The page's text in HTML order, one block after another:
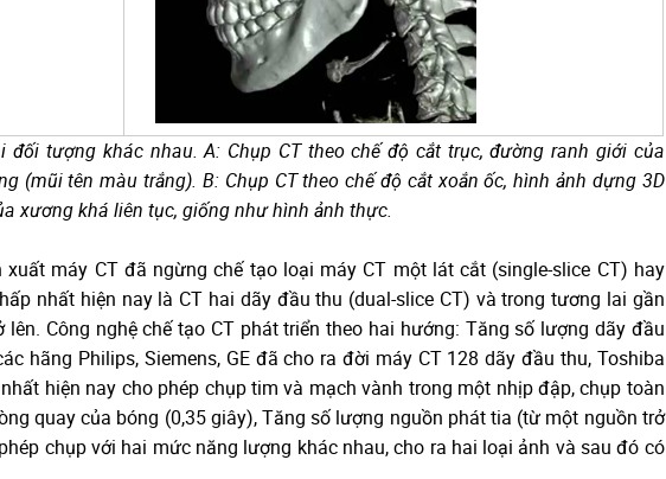
đối tượng khác nhau. A: Chụp CT theo chế độ cắt trục, đường ranh giới của
(mũi tên màu trắng). B: Chụp CT theo chế độ cắt xoắn ốc, hình ảnh dựng 3D
xương khá liên tục, giống như hình ảnh thực.
máy CT đã ngừng chế tạo loại máy CT một lát cắt (single-slice CT) hay
nhất hiện nay là CT hai dãy đầu thu (dual-slice CT) và trong tương lai gần
Công nghệ chế tạo CT phát triển theo hai hướng: Tăng số lượng dãy đầu
hãng Philips, Siemens, GE đã cho ra đời máy CT 128 dãy đầu thu, Toshiba
hiện nay cho phép chụp tim và mạch vành trong một nhịp đập, chụp toàn
quay của bóng (0,35 giây), Tăng số lượng nguồn phát tia (từ một nguồn trở
chụp với hai mức năng lượng khác nhau, cho ra hai loại ảnh và sau đó có